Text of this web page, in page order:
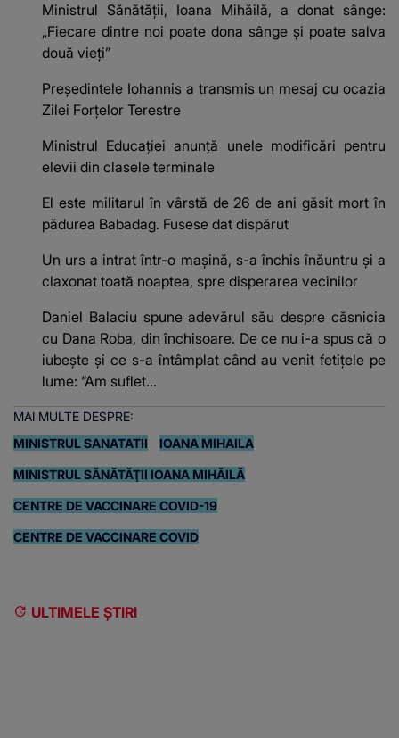
Ministrul Sănătăţii, Ioana Mihăilă, a donat sânge:
„Fiecare dintre noi poate dona sânge şi poate salva
două vieţi”
Președintele Iohannis a transmis un mesaj cu ocazia
Zilei Forțelor Terestre
Ministrul Educației anunță unele modificări pentru
elevii din clasele terminale
El este militarul în vârstă de 26 de ani găsit mort în
pădurea Babadag. Fusese dat dispărut
Un urs a intrat într-o mașină, s-a închis înăuntru și a
claxonat toată noaptea, spre disperarea vecinilor
Daniel Balaciu spune adevărul său despre căsnicia
cu Dana Roba, din închisoare. De ce nu i-a spus că o
iubește și ce s-a întâmplat când au venit fetițele pe
lume: “Am suflet...
MAI MULTE DESPRE:
MINISTRUL SANATATII
IOANA MIHAILA
MINISTRUL SĂNĂTĂŢII IOANA MIHĂILĂ
CENTRE DE VACCINARE COVID-19
CENTRE DE VACCINARE COVID
ULTIMELE ȘTIRI